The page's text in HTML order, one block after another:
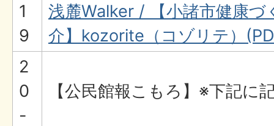
1
9
浅麓Walker / 【小諸市健康づ
介】kozorite（コゾリテ）
2
0
-
【公民館報こもろ】※下記に